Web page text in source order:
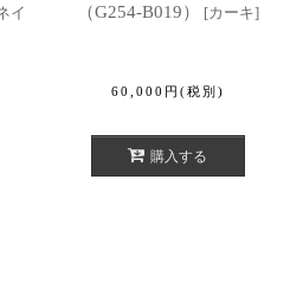
イ
（G254-B019）
[カーキ]
60,000 円 (税別)
購入する